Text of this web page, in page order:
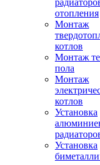
отопления
Монтаж
котлов
Монтаж
пола
Монтаж
котлов
Установка
Установка